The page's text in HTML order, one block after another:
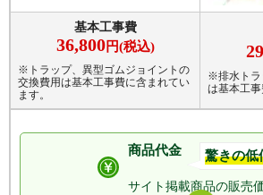
F-13
寸法：
粉砕室
対応排水
繊維質生ゴミ粉砕可
分岐自動給水対応可
寸法
粉砕
対応
分岐自動給水対応可
蓋スイッチ対応
基本工事費
36,800円(税込)
※トラップ、異型ゴムジョイントの
交換費用は基本工事費に含まれてい
ます。
※排水トラ
は基本工事
商品代金 驚きの低
サイト掲載商品の販売